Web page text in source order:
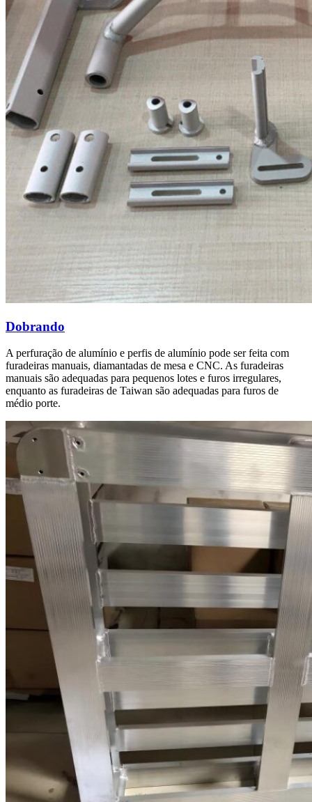
Dobrando
A perfuração de alumínio e perfis de alumínio pode ser feita com
furadeiras manuais, diamantadas de mesa e CNC. As furadeiras
manuais são adequadas para pequenos lotes e furos irregulares,
enquanto as furadeiras de Taiwan são adequadas para furos de
médio porte.